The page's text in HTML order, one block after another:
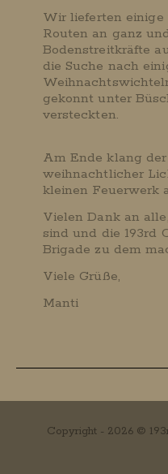
Wir lieferten
Routen an ganz
Bodenstreitkräfte
die Suche nach
gekonnt unter
versteckten.
Am Ende klang
weihnachtlicher
kleinen Feuerwerk
Vielen Dank an
sind und die 193rd
Brigade zu dem
Viele Grüße,
Manti
Copyright - 2026 ©